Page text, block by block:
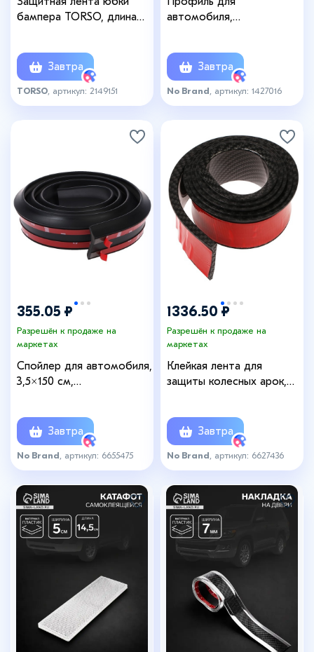
бампера TORSO, длина
Завтра
TORSO , артикул: 2149151
автомобиля,
Завтра
No Brand , артикул: 1427016
355.05 ₽
Разрешён к продаже на
маркетах
Спойлер для автомобиля,
3,5×150 см,
Завтра
No Brand , артикул: 6655475
1336.50 ₽
Разрешён к продаже на
маркетах
Клейкая лента для
защиты колесных арок,
Завтра
No Brand , артикул: 6627436